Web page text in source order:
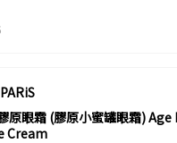
康！
原眼霜 (膠原小蜜罐眼霜)
Cream